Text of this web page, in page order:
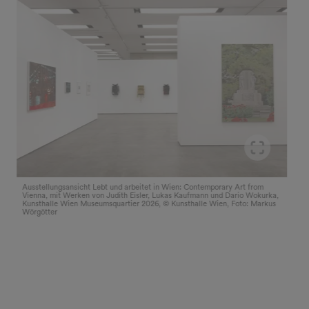
im Vollbildmodus öffnen
Ausstellungsansicht Lebt und arbeitet in Wien: Contemporary Art from
Vienna, mit Werken von Judith Eisler, Lukas Kaufmann und Dario Wokurka,
Kunsthalle Wien Museumsquartier 2026, © Kunsthalle Wien, Foto: Markus
Wörgötter